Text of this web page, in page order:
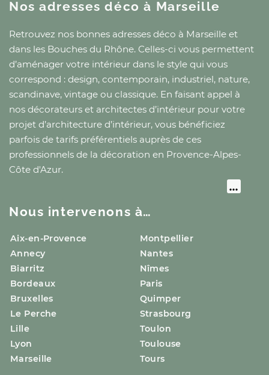
Nos adresses décoà Marseille
Retrouvez nos bonnes adresses déco à Marseille et
dans les Bouches du Rhône. Celles-ci vous permettent
d’aménager votre intérieur dans le style qui vous
correspond : design, contemporain, industriel, nature,
scandinave, vintage ou classique. En faisant appel à
nos décorateurs et architectes d’intérieur pour votre
projet d’architecture d’intérieur, vous bénéficiez
parfois de tarifs préférentiels auprès de ces
professionnels de la décoration en Provence-Alpes-
Côte d'Azur.
Nous intervenons à…
Aix-en-Provence
Annecy
Biarritz
Bordeaux
Bruxelles
Le Perche
Lille
Lyon
Marseille
Montpellier
Nantes
Nîmes
Paris
Quimper
Strasbourg
Toulon
Toulouse
Tours